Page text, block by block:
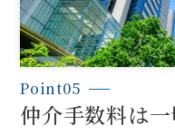
Point05
仲介手数料は